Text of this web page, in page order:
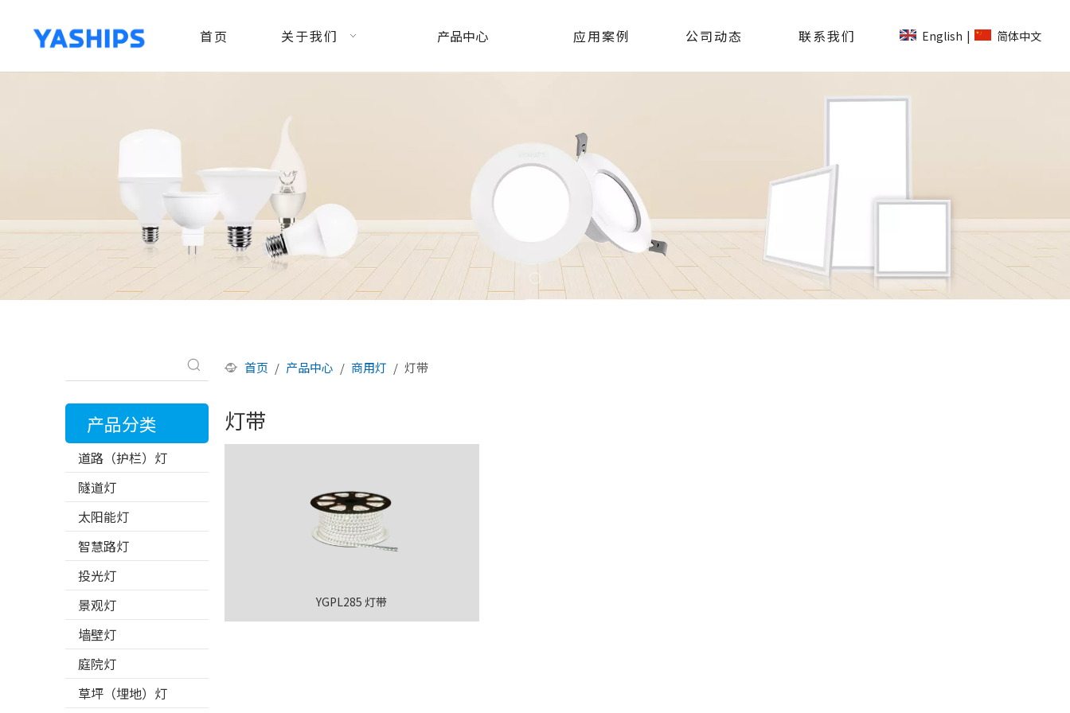
首页 关于我们 产品中心 应用案例 公司动态 联系我们 English | 简体中文
首页 / 产品中心 / 商用灯 / 灯带
产品分类
道路（护栏）灯
隧道灯
太阳能灯
智慧路灯
投光灯
景观灯
墙壁灯
庭院灯
草坪（埋地）灯
灯带
YGPL285 灯带